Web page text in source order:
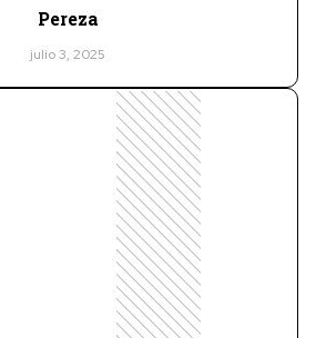
Pereza
julio 3, 2025